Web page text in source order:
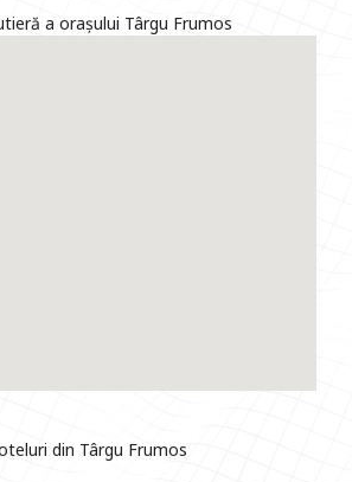
a orașului Târgu Frumos
din Târgu Frumos